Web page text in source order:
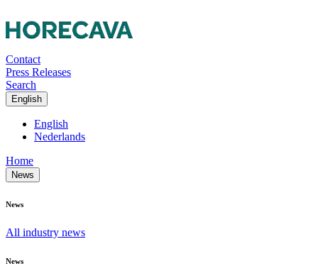
Contact
Press Releases
Search
English
English
Nederlands
Home
News
News
All industry news
News